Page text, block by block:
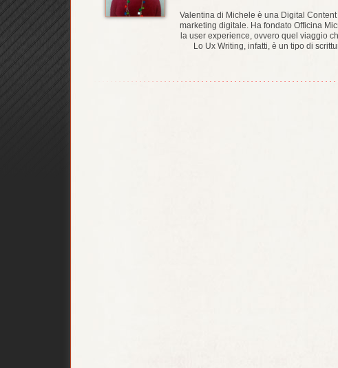
Valentina di Michele è una Digital
marketing digitale. Ha fondato Officina
la user experience, ovvero quel viaggio
Lo Ux Writing, infatti, è un tipo di